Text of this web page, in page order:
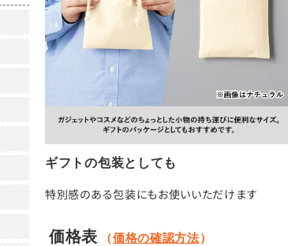
ギフトの包装としても
特別感のある包装にもお使いいただけます
価格表 （価格の確認方法）